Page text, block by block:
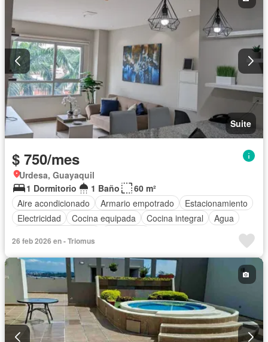
Suite
$ 750/mes
Urdesa, Guayaquil
1 Dormitorio
1 Baño
60 m²
Aire acondicionado
Armario empotrado
Estacionamiento
Electricidad
Cocina equipada Cocina integral
Agua
Completamente amoblado
26 feb 2026 en - Triomus